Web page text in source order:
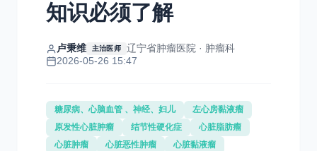
知识必须了解
卢秉维 主治医师
辽宁省肿瘤医院 · 肿瘤科
2026-05-26 15:47
糖尿病、心脑血管 、神经、妇儿
左心房黏液瘤
原发性心脏肿瘤
结节性硬化症
心脏脂肪瘤
心脏肿瘤
心脏恶性肿瘤
心脏黏液瘤